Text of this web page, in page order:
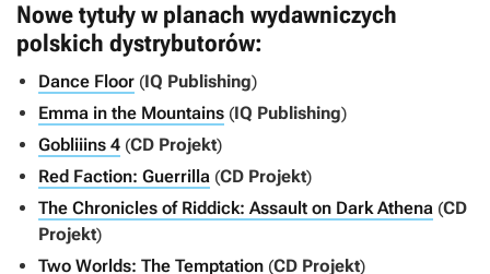
Nowe tytuły w planach wydawniczych
polskich dystrybutorów:
Dance Floor (IQ Publishing)
Emma in the Mountains (IQ Publishing)
Gobliiins 4 (CD Projekt)
Red Faction: Guerrilla (CD Projekt)
The Chronicles of Riddick: Assault on Dark Athena (CD
Projekt)
Two Worlds: The Temptation (CD Projekt)